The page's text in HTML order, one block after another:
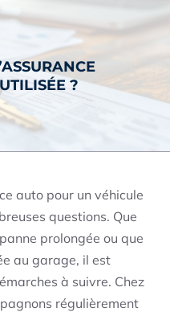
?
auto pour un véhicule
questions. Que
prolongée ou que
au garage, il est
à suivre. Chez
régulièrement